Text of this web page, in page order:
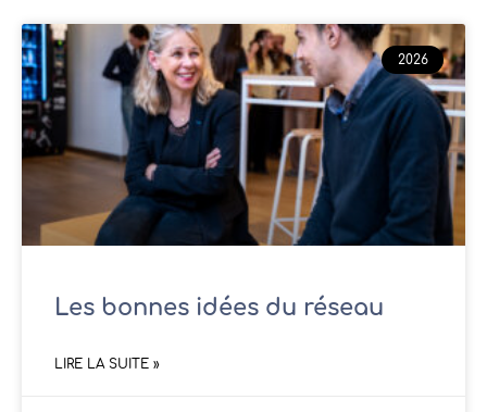
2026
Les bonnes idées du réseau
LIRE LA SUITE »